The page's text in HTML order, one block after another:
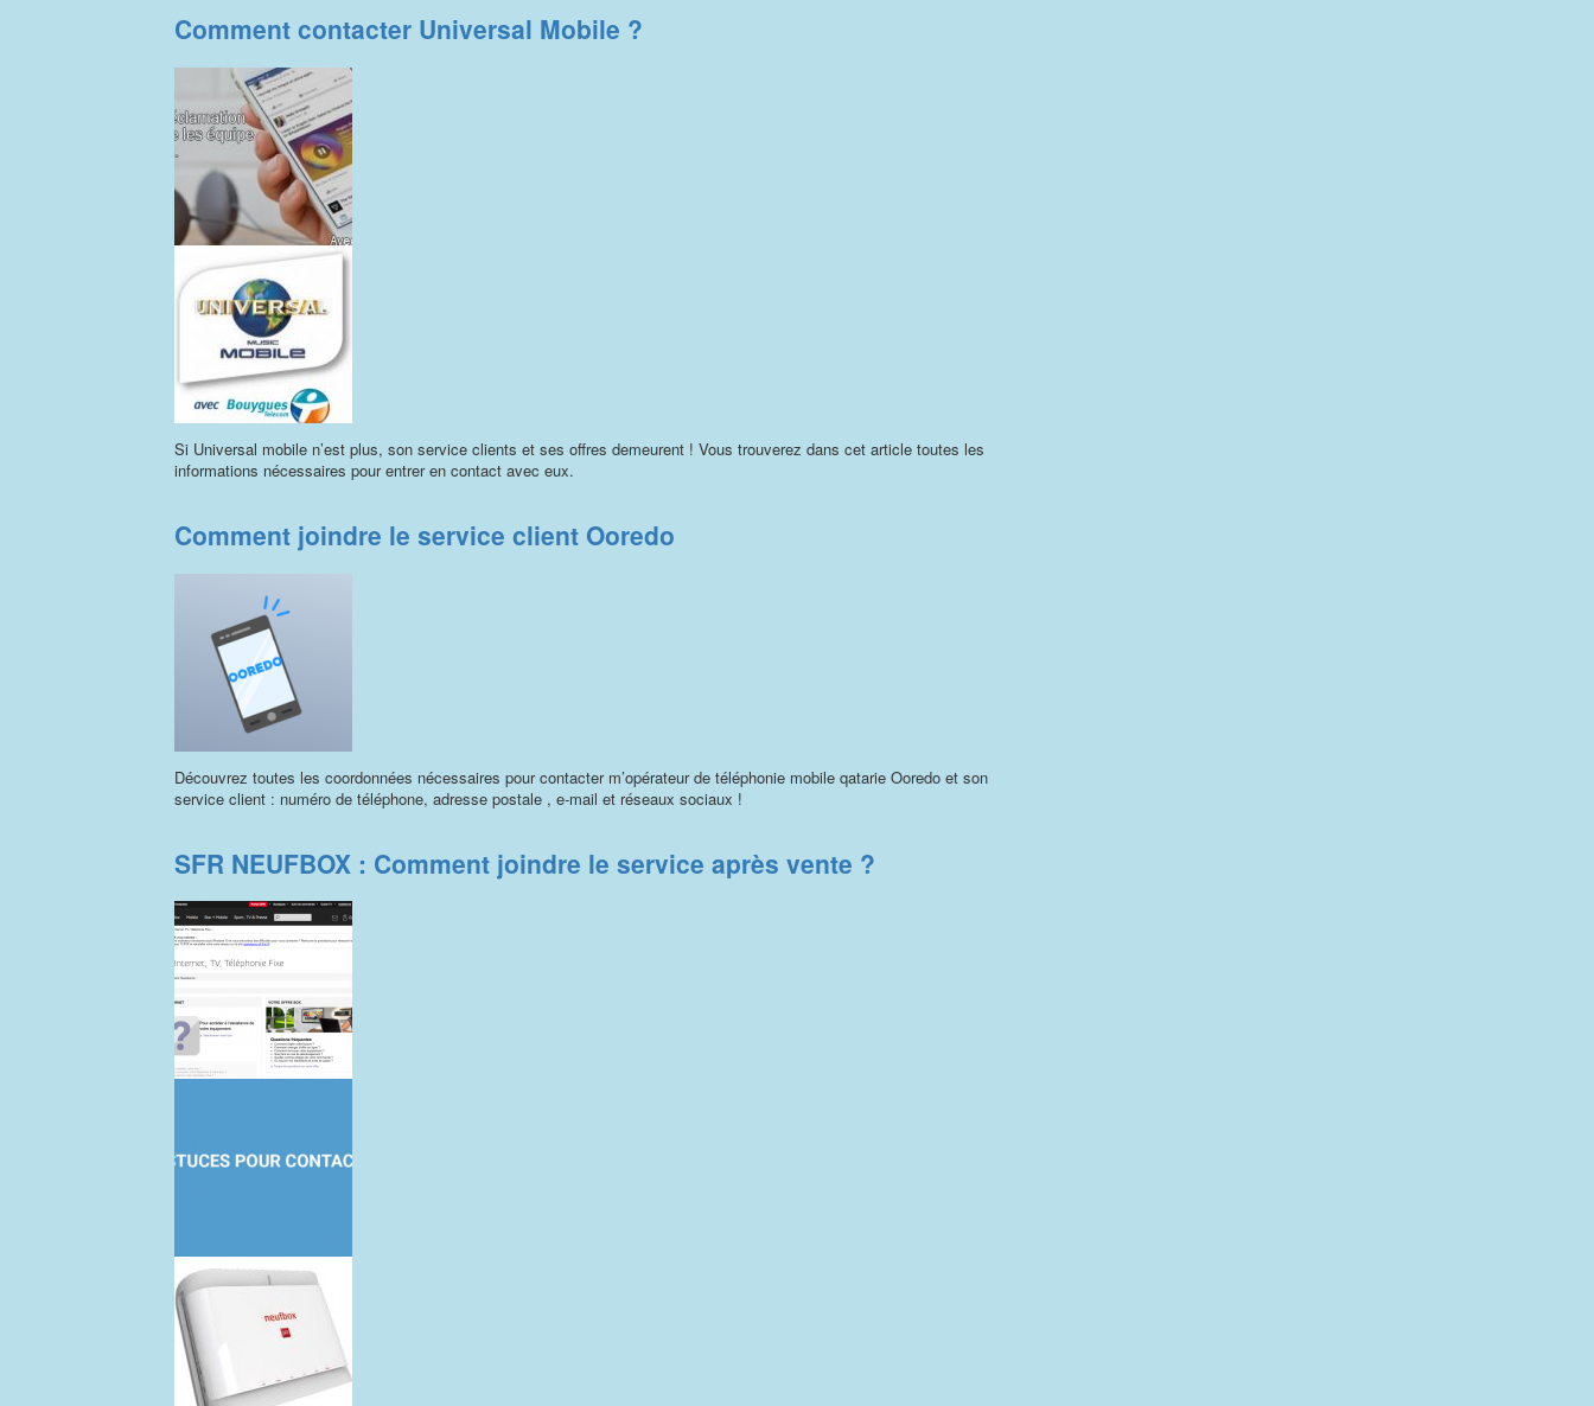
Comment contacter Universal Mobile ?
Si Universal mobile n’est plus, son service clients et ses offres demeurent ! Vous trouverez dans cet article toutes les
informations nécessaires pour entrer en contact avec eux.
Comment joindre le service client Ooredo
Découvrez toutes les coordonnées nécessaires pour contacter m’opérateur de téléphonie mobile qatarie Ooredo et son
service client : numéro de téléphone, adresse postale , e-mail et réseaux sociaux !
SFR NEUFBOX : Comment joindre le service après vente ?